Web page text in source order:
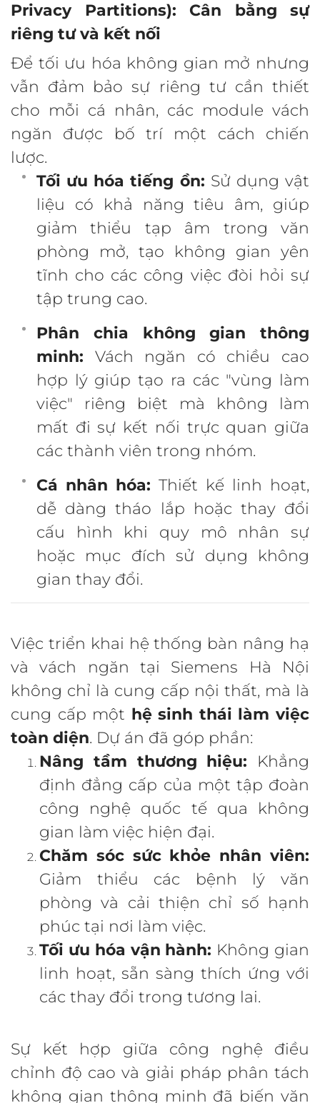
Privacy Partitions): Cân bằng sự
riêng tư và kết nối
Để tối ưu hóa không gian mở nhưng
vẫn đảm bảo sự riêng tư cần thiết
cho mỗi cá nhân, các module vách
ngăn được bố trí một cách chiến
lược.
Tối ưu hóa tiếng ồn: Sử dụng vật
liệu có khả năng tiêu âm, giúp
giảm thiểu tạp âm trong văn
phòng mở, tạo không gian yên
tĩnh cho các công việc đòi hỏi sự
tập trung cao.
Phân chia không gian thông
minh: Vách ngăn có chiều cao
hợp lý giúp tạo ra các "vùng làm
việc" riêng biệt mà không làm
mất đi sự kết nối trực quan giữa
các thành viên trong nhóm.
Cá nhân hóa: Thiết kế linh hoạt,
dễ dàng tháo lắp hoặc thay đổi
cấu hình khi quy mô nhân sự
hoặc mục đích sử dụng không
gian thay đổi.
Việc triển khai hệ thống bàn nâng hạ
và vách ngăn tại Siemens Hà Nội
không chỉ là cung cấp nội thất, mà là
cung cấp một hệ sinh thái làm việc
toàn diện. Dự án đã góp phần:
Nâng tầm thương hiệu: Khẳng
định đẳng cấp của một tập đoàn
công nghệ quốc tế qua không
gian làm việc hiện đại.
Chăm sóc sức khỏe nhân viên:
Giảm thiểu các bệnh lý văn
phòng và cải thiện chỉ số hạnh
phúc tại nơi làm việc.
Tối ưu hóa vận hành: Không gian
linh hoạt, sẵn sàng thích ứng với
các thay đổi trong tương lai.
Sự kết hợp giữa công nghệ điều
chỉnh độ cao và giải pháp phân tách
không gian thông minh đã biến văn